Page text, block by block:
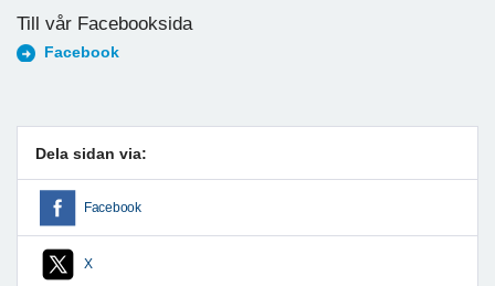
Till vår Facebooksida
Facebook
Dela sidan via:
Facebook
X